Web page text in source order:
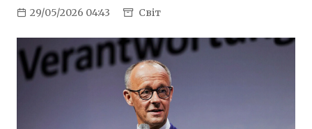
29/05/2026 04:43 Світ